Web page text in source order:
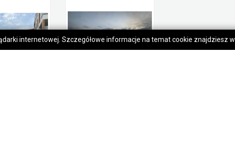
internetowej. Szczegółowe informacje na temat cookie znajdziesz w